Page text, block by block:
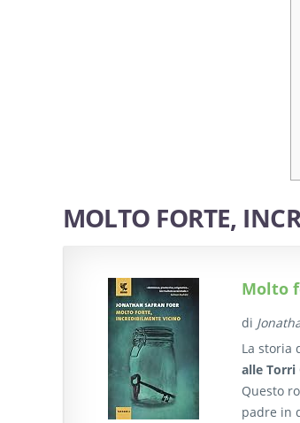
MOLTO FORTE,
Molto
di
La storia
alle Torri
Questo
padre in